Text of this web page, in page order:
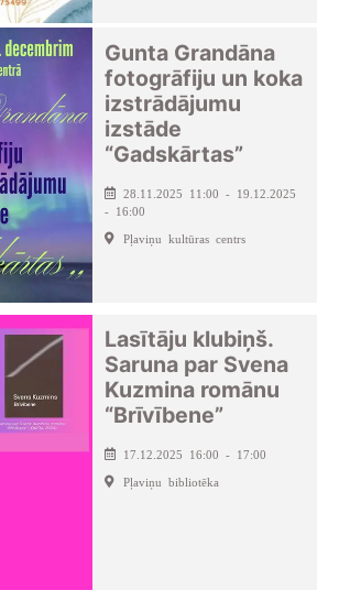
Gunta Grandāna
fotogrāfiju un koka
izstrādājumu
izstāde
“Gadskārtas”
28.11.2025 11:00 - 19.12.2025
- 16:00
Pļaviņu kultūras centrs
Lasītāju klubiņš.
Saruna par Svena
Kuzmina romānu
“Brīvībene”
17.12.2025 16:00 - 17:00
Pļaviņu bibliotēka